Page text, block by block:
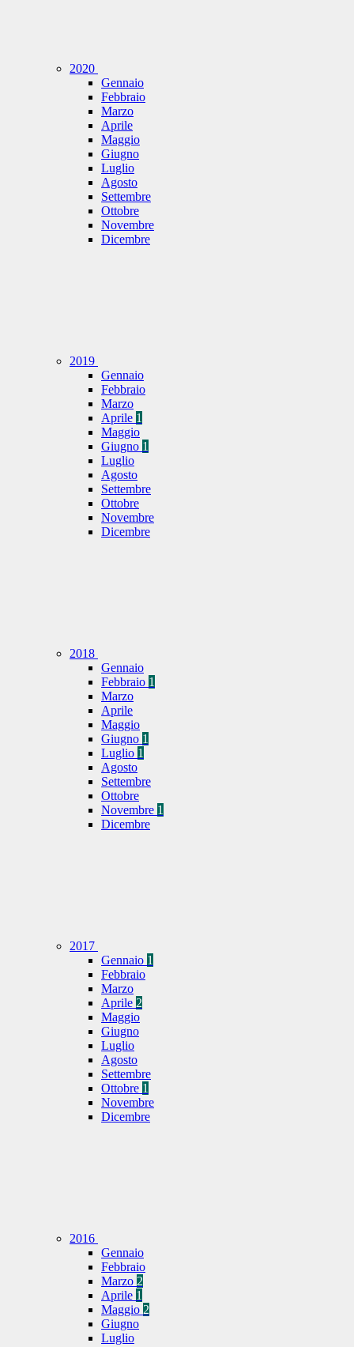
2020
Gennaio
Febbraio
Marzo
Aprile
Maggio
Giugno
Luglio
Agosto
Settembre
Ottobre
Novembre
Dicembre
2019
Gennaio
Febbraio
Marzo
Aprile 1
Maggio
Giugno 1
Luglio
Agosto
Settembre
Ottobre
Novembre
Dicembre
2018
Gennaio
Febbraio 1
Marzo
Aprile
Maggio
Giugno 1
Luglio 1
Agosto
Settembre
Ottobre
Novembre 1
Dicembre
2017
Gennaio 1
Febbraio
Marzo
Aprile 2
Maggio
Giugno
Luglio
Agosto
Settembre
Ottobre 1
Novembre
Dicembre
2016
Gennaio
Febbraio
Marzo 2
Aprile 1
Maggio 2
Giugno
Luglio